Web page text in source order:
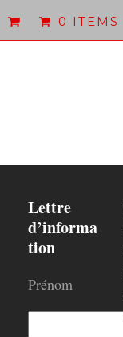
0 ITEMS
Lettre
d’informa
tion
Prénom